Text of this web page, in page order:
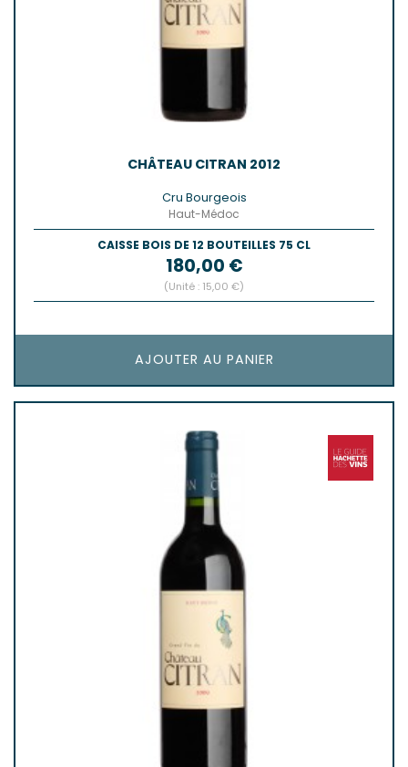
CHÂTEAU CITRAN 2012
Cru Bourgeois
Haut-Médoc
CAISSE BOIS DE 12 BOUTEILLES 75 CL
Prix
180,00 €
(Unité : 15,00 €)
AJOUTER AU PANIER